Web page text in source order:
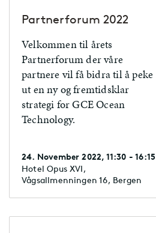
til alternative energiformer, er
16 oljeselskaper møtes på
Operatørkonferansen 22-23.
november 2022. Konferansen
ventes å trekke rundt 200
delegater.
Partnerforum 2022
Velkommen til årets
Partnerforum der våre
partnere vil få bidra til å peke
ut en ny og fremtidsklar
strategi for GCE Ocean
Technology.
24. November 2022, 11:30 - 16:15
Hotel Opus XVI,
Vågsallmenningen 16, Bergen